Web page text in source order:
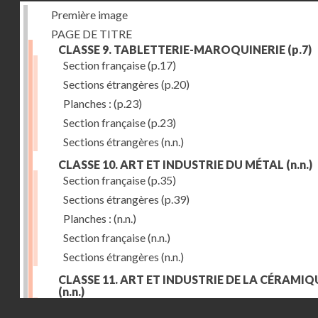
Première image
PAGE DE TITRE
CLASSE 9. TABLETTERIE-MAROQUINERIE (p.7)
Section française(p.17)
Sections étrangères (p.20)
Planches : (p.23)
Section française(p.23)
Sections étrangères (n.n.)
CLASSE 10. ART ET INDUSTRIE DU MÉTAL (n.n.)
Section française(p.35)
Sections étrangères (p.39)
Planches : (n.n.)
Section française(n.n.)
Sections étrangères (n.n.)
CLASSE 11. ART ET INDUSTRIE DE LA
(n.n.)